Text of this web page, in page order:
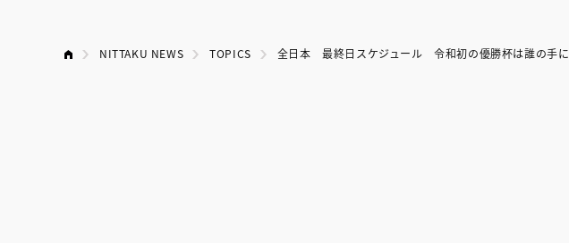
NITTAKU NEWS TOPICS 全日本 最終日スケジュール 令和初の優勝杯は誰の手に